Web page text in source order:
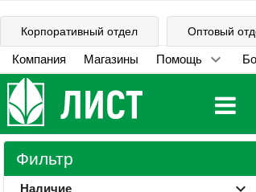
Корпоративный отдел Оптовый
Компания Магазины Помощь
Фильтр
Наличие